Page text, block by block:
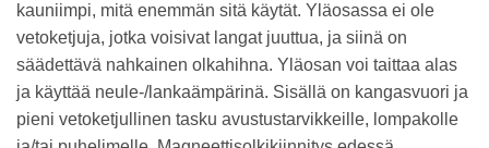
kauniimpi, mitä enemmän sitä käytät. Yläosassa ei ole
vetoketjuja, jotka voisivat langat juuttua, ja siinä on
säädettävä nahkainen olkahihna. Yläosan voi taittaa alas
ja käyttää neule-/lankaämpärinä. Sisällä on kangasvuori ja
pieni vetoketjullinen tasku avustustarvikkeille, lompakolle